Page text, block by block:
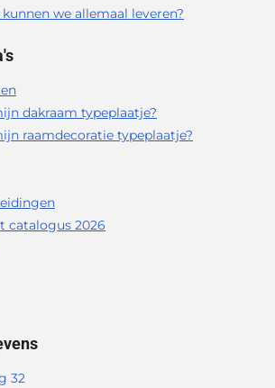
we allemaal leveren?
dakraam typeplaatje?
raamdecoratie typeplaatje?
catalogus 2026
32